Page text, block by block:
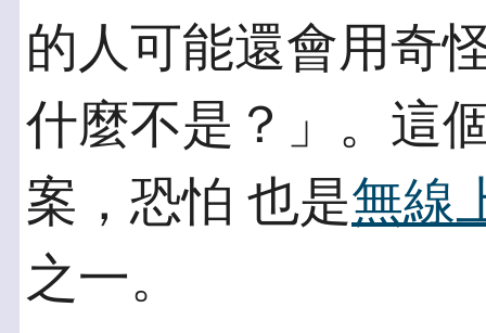
的人可能還會用奇
什麼不是？」。這
案，恐怕 也是無線
之一。